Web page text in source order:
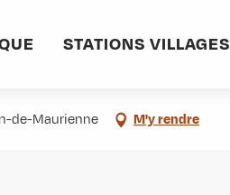
STATIONS VILLAGES
de-Maurienne M'y rendre